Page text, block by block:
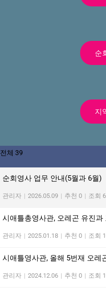
순
지
전체 39
순회영사 업무 안내(5월과 6월)
관리자 | 2026.05.09 | 추천 0 | 조회
시애틀총영사관, 오레곤 유진
관리자 | 2025.01.18 | 추천 0 | 조회
시애틀영사관, 올해 5번재 오레
관리자 | 2024.12.06 | 추천 0 | 조회